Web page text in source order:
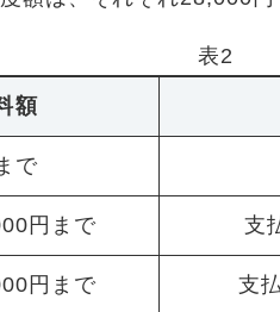
表2
額
で
円まで 支
円まで 支